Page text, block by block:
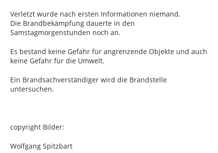
Verletzt wurde nach ersten Informationen niemand.
Die Brandbekämpfung dauerte in den
Samstagmorgenstunden noch an.
Es bestand keine Gefahr für angrenzende Objekte und auch
keine Gefahr für die Umwelt.
Ein Brandsachverständiger wird die Brandstelle
untersuchen.
copyright Bilder:
Wolfgang Spitzbart